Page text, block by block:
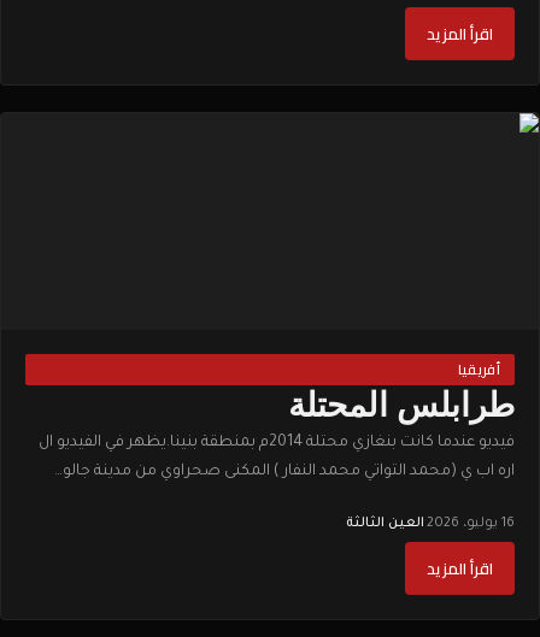
اقرأ المزيد
أفريقيا
طرابلس المحتلة
فيديو عندما كانت بنغازي محتلة 2014م بمنطقة بنينا.يظهر في الفيديو ال
اره اب ي (محمد التواتي محمد النفار ) المكنى صحراوي من مدينة جالو…
16 يوليو، 2026 العين الثالثة
اقرأ المزيد